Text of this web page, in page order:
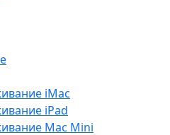
iMac
iPad
Mac Mini